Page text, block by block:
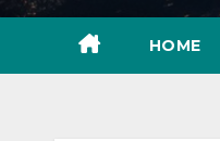
HOME